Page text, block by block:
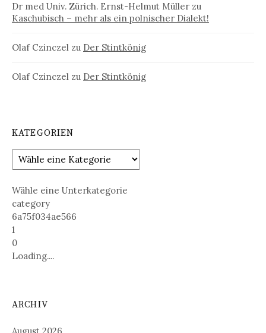
Dr med Univ. Zürich. Ernst-Helmut Müller zu
Kaschubisch – mehr als ein polnischer Dialekt!
Olaf Czinczel zu Der Stintkönig
Olaf Czinczel zu Der Stintkönig
KATEGORIEN
Wähle eine Unterkategorie
category
6a75f034ae566
1
0
Loading....
ARCHIV